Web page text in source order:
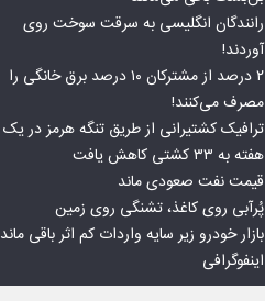
رانندگان انگلیسی به سرقت سوخت روی
آوردند!
۲ درصد از مشترکان ۱۰ درصد برق خانگی را
مصرف می‌کنند!
ترافیک کشتیرانی از طریق تنگه هرمز در یک
هفته به ۳۳ کشتی کاهش یافت
قیمت نفت صعودی ماند
پُرآبی روی کاغذ، تشنگی روی زمین
بازار خودرو زیر سایه واردات کم اثر باقی ماند
اینفوگرافی